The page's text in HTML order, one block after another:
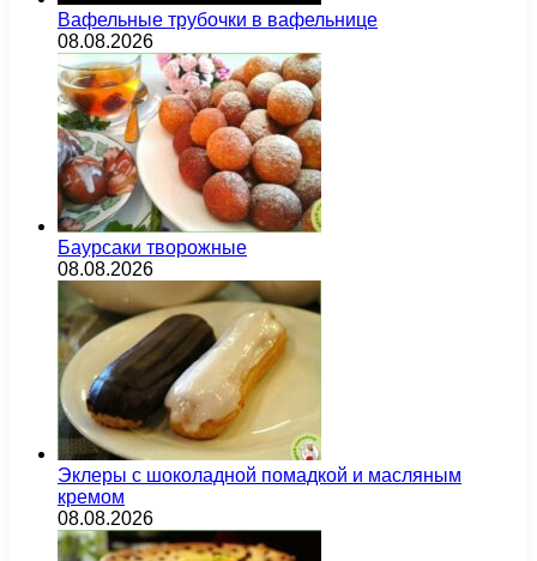
Вафельные трубочки в вафельнице
08.08.2026
Баурсаки творожные
08.08.2026
Эклеры с шоколадной помадкой и масляным
кремом
08.08.2026